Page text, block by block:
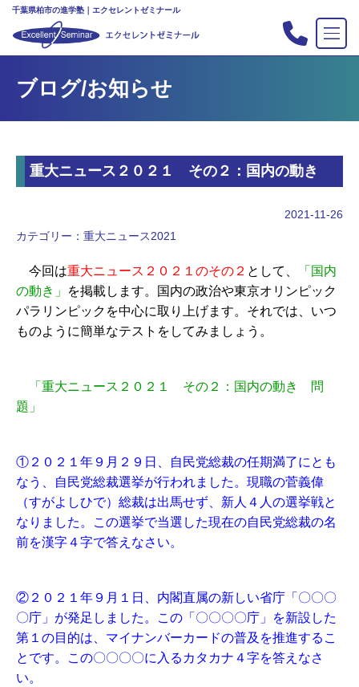
千葉県柏市の進学塾｜エクセレントゼミナール
塾の紹介
合格実績
入会案内
教室案内
私立中高リンク集
プライバシーポリシー
ブログ/お知らせ
重大ニュース２０２１ その２：国内の動き
2021-11-26
カテゴリー： 重大ニュース2021
今回は重大ニュース２０２１のその２ として、
「国内
の動き」
を掲載します。国内の政治や東京オリンピック
パラリンピックを中心に取り上げます。それでは、いつ
ものように簡単なテストをしてみましょう。
「重大ニュース２０２１ その２：国内の動き 問
題」
①２０２１年９月２９日、自民党総裁の任期満了にとも
なう、自民党総裁選挙が行われました。現職の菅義偉
（すがよしひで）総裁は出馬せず、新人４人の選挙戦と
なりました。この選挙で当選した現在の自民党総裁の名
前を漢字４字で答えなさい。
②２０２１年９月１日、内閣直属の新しい省庁「〇〇〇
〇庁」が発足しました。この「〇〇〇〇庁」を新設した
第１の目的は、マイナンバーカードの普及を推進するこ
とです。この〇〇〇〇に入るカタカナ４字を答えなさ
い。